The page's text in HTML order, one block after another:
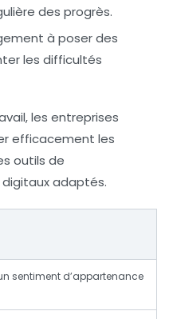
des progrès.
à poser des
les difficultés
les entreprises
efficacement les
outils de
adaptés.
sentiment d’appartenance